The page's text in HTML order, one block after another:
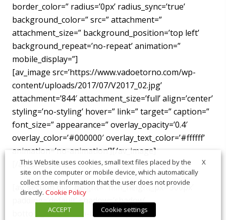
border_color=” radius=’0px’ radius_sync=’true’
background_color=” src=” attachment=”
attachment_size=” background_position=’top left’
background_repeat=’no-repeat’ animation=”
mobile_display=”]
[av_image src=’https://www.vadoetorno.com/wp-
content/uploads/2017/07/V2017_02.jpg’
attachment=’844′ attachment_size=’full’ align=’center’
styling=’no-styling’ hover=” link=” target=” caption=”
font_size=” appearance=” overlay_opacity=’0.4′
overlay_color=’#000000′ overlay_text_color=’#ffffff’
animation=’no-animation’][/av_image]
[/av_one_third]
[av_section min_height=” min_height_px=’300px’
padding=’default’ shadow=’shadow’
bottom_border=’no-border-styling’
X
This Website uses cookies, small text files placed by the
site on the computer or mobile device, which automatically
collect some information that the user does not provide
directly. Cookie Policy
ACCEPT
Cookie settings